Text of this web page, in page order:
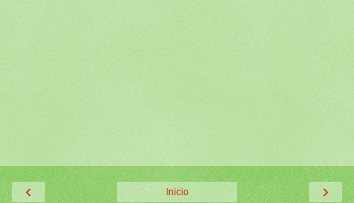
‹ ›
Inicio